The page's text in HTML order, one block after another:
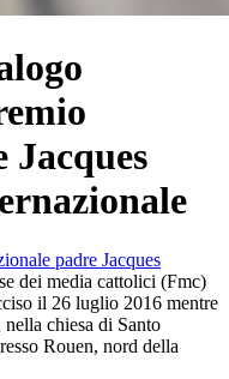
padre Jacques
dei media cattolici (Fmc)
il 26 luglio 2016 mentre
nella chiesa di Santo
Rouen, nord della